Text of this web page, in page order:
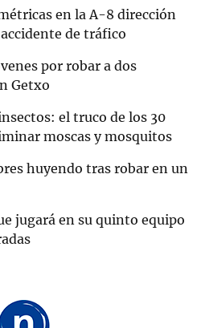
en la A-8 dirección
de tráfico
por robar a dos
Getxo
el truco de los 30
moscas y mosquitos
huyendo tras robar en un
jugará en su quinto equipo